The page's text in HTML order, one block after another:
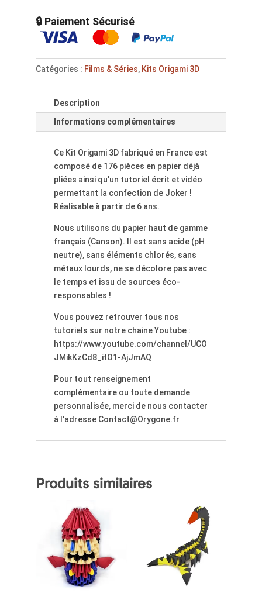
🔒 Paiement Sécurisé
Catégories : Films & Séries, Kits Origami 3D
Description
Informations complémentaires
Ce Kit Origami 3D fabriqué en France est
composé de 176 pièces en papier déjà
pliées ainsi qu'un tutoriel écrit et vidéo
permettant la confection de Joker !
Réalisable à partir de 6 ans.
Nous utilisons du papier haut de gamme
français (Canson). Il est sans acide (pH
neutre), sans éléments chlorés, sans
métaux lourds, ne se décolore pas avec
le temps et issu de sources éco-
responsables !
Vous pouvez retrouver tous nos
tutoriels sur notre chaine Youtube :
https://www.youtube.com/channel/UCO
JMikKzCd8_itO1-AjJmAQ
Pour tout renseignement
complémentaire ou toute demande
personnalisée, merci de nous contacter
à l'adresse Contact@Orygone.fr
Produits similaires